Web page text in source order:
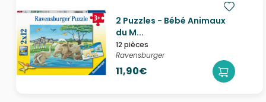
2 Puzzles - Bébé Animaux
du M...
12 pièces
Ravensburger
11,90€